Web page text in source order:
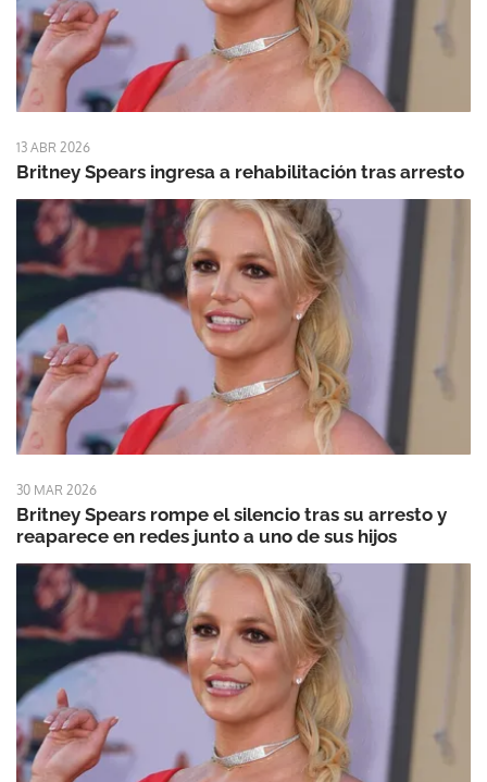
13 ABR 2026
Britney Spears ingresa a rehabilitación tras arresto
30 MAR 2026
Britney Spears rompe el silencio tras su arresto y
reaparece en redes junto a uno de sus hijos